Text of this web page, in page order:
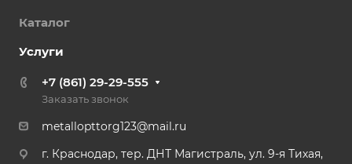
Каталог
Услуги
+7 (861) 29-29-555
Заказать звонок
metallopttorg123@mail.ru
г. Краснодар, тер. ДНТ Магистраль, ул. 9-я Тихая,